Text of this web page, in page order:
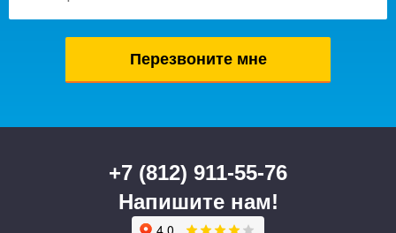
+7 (812) 911-55-76
Напишите нам!